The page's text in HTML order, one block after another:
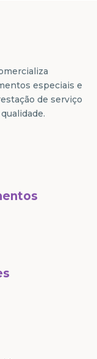
especiais e
de serviço